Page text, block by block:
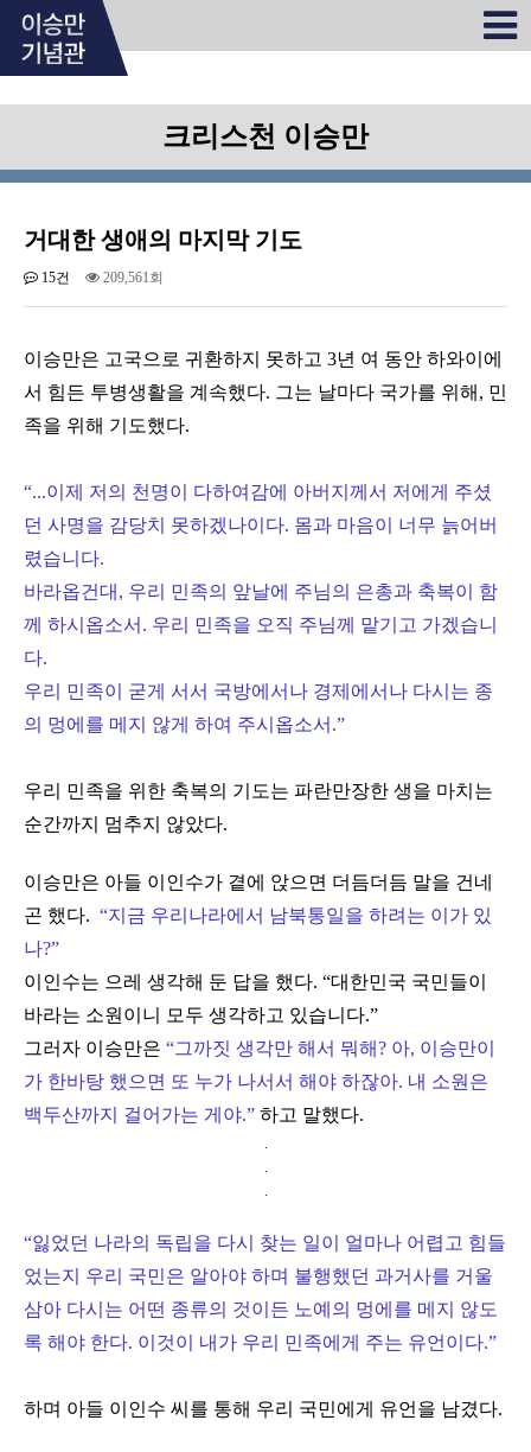
크리스천 이승만
거대한 생애의 마지막 기도
15건 209,561회
이승만은 고국으로 귀환하지 못하고 3년 여 동안 하와이에
서 힘든 투병생활을 계속했다. 그는 날마다 국가를 위해, 민
족을 위해 기도했다.
“...이제 저의 천명이 다하여감에 아버지께서 저에게 주셨
던 사명을 감당치 못하겠나이다. 몸과 마음이 너무 늙어버
렸습니다.
바라옵건대, 우리 민족의 앞날에 주님의 은총과 축복이 함
께 하시옵소서. 우리 민족을 오직 주님께 맡기고 가겠습니
다.
우리 민족이 굳게 서서 국방에서나 경제에서나 다시는 종
의 멍에를 메지 않게 하여 주시옵소서.”
우리 민족을 위한 축복의 기도는 파란만장한 생을 마치는
순간까지 멈추지 않았다.
이승만은 아들 이인수가 곁에 앉으면 더듬더듬 말을 건네
곤 했다. “지금 우리나라에서 남북통일을 하려는 이가 있
나?”
이인수는 으레 생각해 둔 답을 했다. “대한민국 국민들이
바라는 소원이니 모두 생각하고 있습니다.”
그러자 이승만은 “그까짓 생각만 해서 뭐해? 아, 이승만이
가 한바탕 했으면 또 누가 나서서 해야 하잖아. 내 소원은
백두산까지 걸어가는 게야.” 하고 말했다.
“잃었던 나라의 독립을 다시 찾는 일이 얼마나 어렵고 힘들
었는지 우리 국민은 알아야 하며 불행했던 과거사를 거울
삼아 다시는 어떤 종류의 것이든 노예의 멍에를 메지 않도
록 해야 한다. 이것이 내가 우리 민족에게 주는 유언이다.”
하며 아들 이인수 씨를 통해 우리 국민에게 유언을 남겼다.